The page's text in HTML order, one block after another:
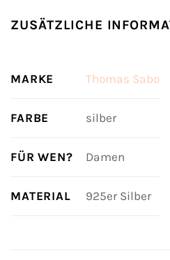
ZUSÄTZLICHE
MARKE Thomas Sabo
FARBE silber
FÜR WEN? Damen
MATERIAL 925er Silber